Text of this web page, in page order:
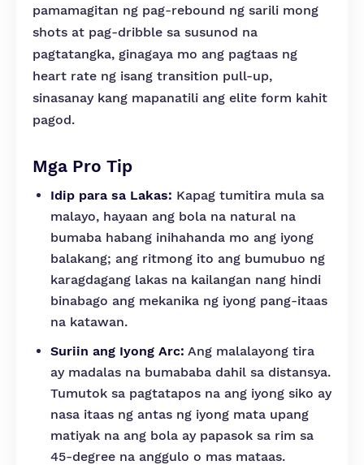
pamamagitan ng pag-rebound ng sarili mong
shots at pag-dribble sa susunod na
pagtatangka, ginagaya mo ang pagtaas ng
heart rate ng isang transition pull-up,
sinasanay kang mapanatili ang elite form kahit
pagod.
Mga Pro Tip
Idip para sa Lakas: Kapag tumitira mula sa
malayo, hayaan ang bola na natural na
bumaba habang inihahanda mo ang iyong
balakang; ang ritmong ito ang bumubuo ng
karagdagang lakas na kailangan nang hindi
binabago ang mekanika ng iyong pang-itaas
na katawan.
Suriin ang Iyong Arc: Ang malalayong tira
ay madalas na bumababa dahil sa distansya.
Tumutok sa pagtatapos na ang iyong siko ay
nasa itaas ng antas ng iyong mata upang
matiyak na ang bola ay papasok sa rim sa
45-degree na anggulo o mas mataas.